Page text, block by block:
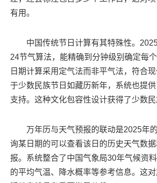
有用。
中国传统节日计算有其特殊性。
24节气算法，能精确到分钟级别确定每
日期计算采用定气法而非平气法，符合
于少数民族节日如藏历新年，系统也提
支持。这种文化包容性设计获得了少数民
万年历与天气预报的联动是2025年
询某日期的可以查看该日的历史天气数
报。系统整合了中国气象局30年气候资
的平均气温、降水概率等参考信息。这